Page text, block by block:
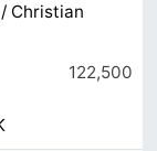
Christian
122,500